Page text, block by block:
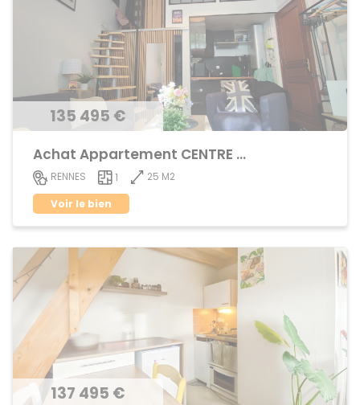
135 495 €
Achat Appartement CENTRE VILLE
RENNES 1
25 M2
Voir le bien
137 495 €